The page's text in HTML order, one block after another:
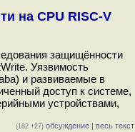
на CPU RISC-V
защищённости
Уязвимость
и развиваемые в
доступ к системе,
устройствами,
(182 +27) обсуждение | весь текст